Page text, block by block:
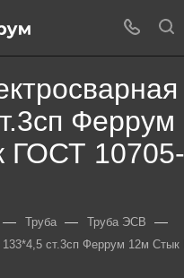
Феррум
ГОСТ 10705-
— Труба — Труба ЭСВ —
133*4,5 ст.3сп Феррум 12м